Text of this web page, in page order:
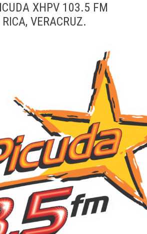
XHPV 103.5 FM
VERACRUZ.